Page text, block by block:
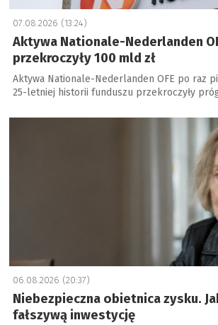
07.08.2026 (13:24)
Aktywa Nationale-Nederlanden
przekroczyły 100 mld zł
Aktywa Nationale-Nederlanden OFE po raz
25-letniej historii funduszu przekroczyły
a
06.08.2026 (20:37)
Niebezpieczna obietnica zysku.
fałszywą inwestycję